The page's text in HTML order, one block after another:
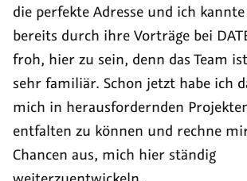
die perfekte Adresse und ich kannte
bereits durch ihre Vorträge bei
froh, hier zu sein, denn das Team
sehr familiär. Schon jetzt habe ich
mich in herausfordernden
entfalten zu können und rechne
Chancen aus, mich hier ständig